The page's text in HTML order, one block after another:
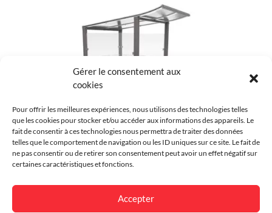
Gérer le consentement aux
cookies
Pour offrir les meilleures expériences, nous utilisons des technologies telles
que les cookies pour stocker et/ou accéder aux informations des appareils. Le
fait de consentir à ces technologies nous permettra de traiter des données
telles que le comportement de navigation ou les ID uniques sur ce site. Le fait de
ne pas consentir ou de retirer son consentement peut avoir un effet négatif sur
certaines caractéristiques et fonctions.
Accepter
Au choix
Environnement Urbain
Galvanisé, Thermolaqué
Dimensions
largeur 1560 x hauteur 2500 x
profondeur 1560 mm
Abri caisse Modulo